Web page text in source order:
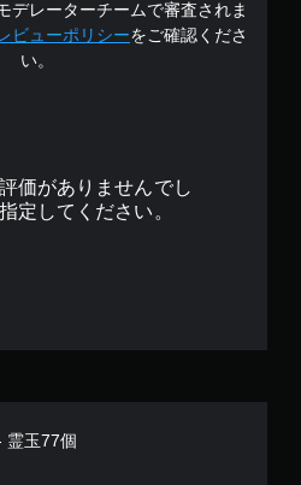
デレーターチームで審査されま
ビューポリシーをご確認くださ
い。
価がありませんでし
定してください。
霊玉77個